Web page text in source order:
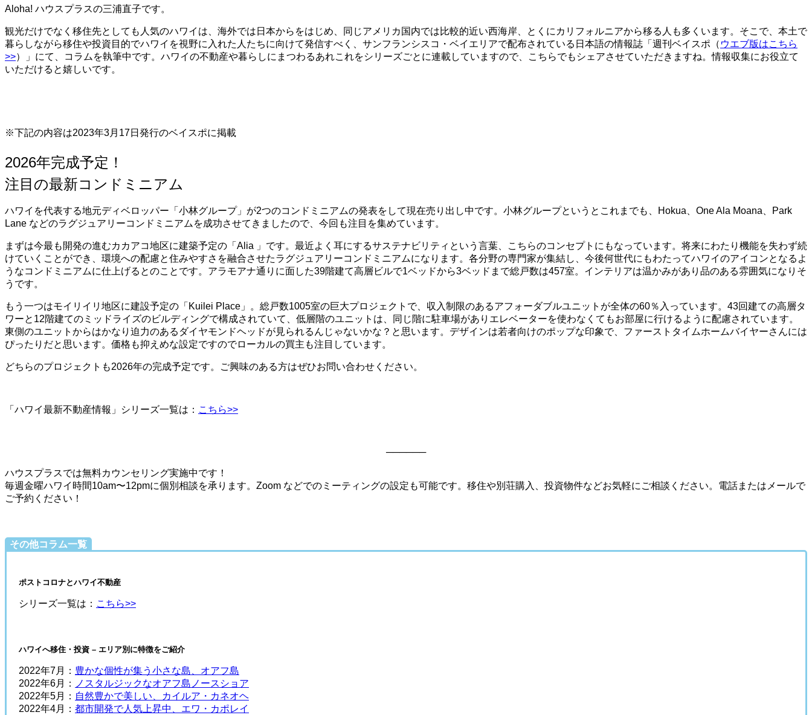
Aloha! ハウスプラスの三浦直子です。
観光だけでなく移住先としても人気のハワイは、海外では日本からをはじめ、同じアメリカ国内では比較的近い西海岸、とくにカリフォルニアから移る人も多くいます。そこで、本土で
暮らしながら移住や投資目的でハワイを視野に入れた人たちに向けて発信すべく、サンフランシスコ・ベイエリアで配布されている日本語の情報誌「週刊ベイスポ（ ウエブ版はこちら
>>）」にて、コラムを執筆中です。ハワイの不動産や暮らしにまつわるあれこれをシリーズごとに連載していますので、こちらでもシェアさせていただきますね。情報収集にお役立て
いただけると嬉しいです。
※下記の内容は2023年3月17日発行のベイスポに掲載
2026年完成予定！
注目の最新コンドミニアム
ハワイを代表する地元ディベロッパー「小林グループ」が2つのコンドミニアムの発表をして現在売り出し中です。小林グループというとこれまでも、Hokua、One Ala Moana、Park
Lane などのラグジュアリーコンドミニアムを成功させてきましたので、今回も注目を集めています。
まずは今最も開発の進むカカアコ地区に建築予定の「Alia 」です。最近よく耳にするサステナビリティという言葉、こちらのコンセプトにもなっています。将来にわたり機能を失わず続
けていくことができ、環境への配慮と住みやすさを融合させたラグジュアリーコンドミニアムになります。各分野の専門家が集結し、今後何世代にもわたってハワイのアイコンとなるよ
うなコンドミニアムに仕上げるとのことです。アラモアナ通りに面した39階建て高層ビルで1ベッドから3ベッドまで総戸数は457室。インテリアは温かみがあり品のある雰囲気になりそ
うです。
もう一つはモイリイリ地区に建設予定の「Kuilei Place」。総戸数1005室の巨大プロジェクトで、収入制限のあるアフォーダブルユニットが全体の60％入っています。43回建ての高層タ
ワーと12階建てのミッドライズのビルディングで構成されていて、低層階のユニットは、同じ階に駐車場がありエレベーターを使わなくてもお部屋に行けるように配慮されています。
東側のユニットからはかなり迫力のあるダイヤモンドヘッドが見られるんじゃないかな？と思います。デザインは若者向けのポップな印象で、ファーストタイムホームバイヤーさんには
ぴったりだと思います。価格も抑えめな設定ですのでローカルの買主も注目しています。
どちらのプロジェクトも2026年の完成予定です。ご興味のある方はぜひお問い合わせください。
「ハワイ最新不動産情報」シリーズ一覧は： こちら>>
──────
ハウスプラスでは無料カウンセリング実施中です！
毎週金曜ハワイ時間10am〜12pmに個別相談を承ります。Zoom などでのミーティングの設定も可能です。移住や別荘購入、投資物件などお気軽にご相談ください。電話またはメールで
ご予約ください！
その他コラム一覧
ポストコロナとハワイ不動産
シリーズ一覧は： こちら>>
ハワイへ移住・投資 – エリア別に特徴をご紹介
2022年7月： 豊かな個性が集う小さな島、オアフ島
2022年6月：
ノスタルジックなオアフ島ノースショア
2022年5月： 自然豊かで美しい、カイルア・カネオヘ
2022年4月： 都市開発で人気上昇中、エワ・カポレイ